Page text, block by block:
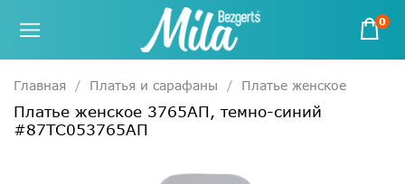
0
Главная Платья и сарафаны Платье женское
Платье женское 3765АП, темно-синий
#87ТС053765АП